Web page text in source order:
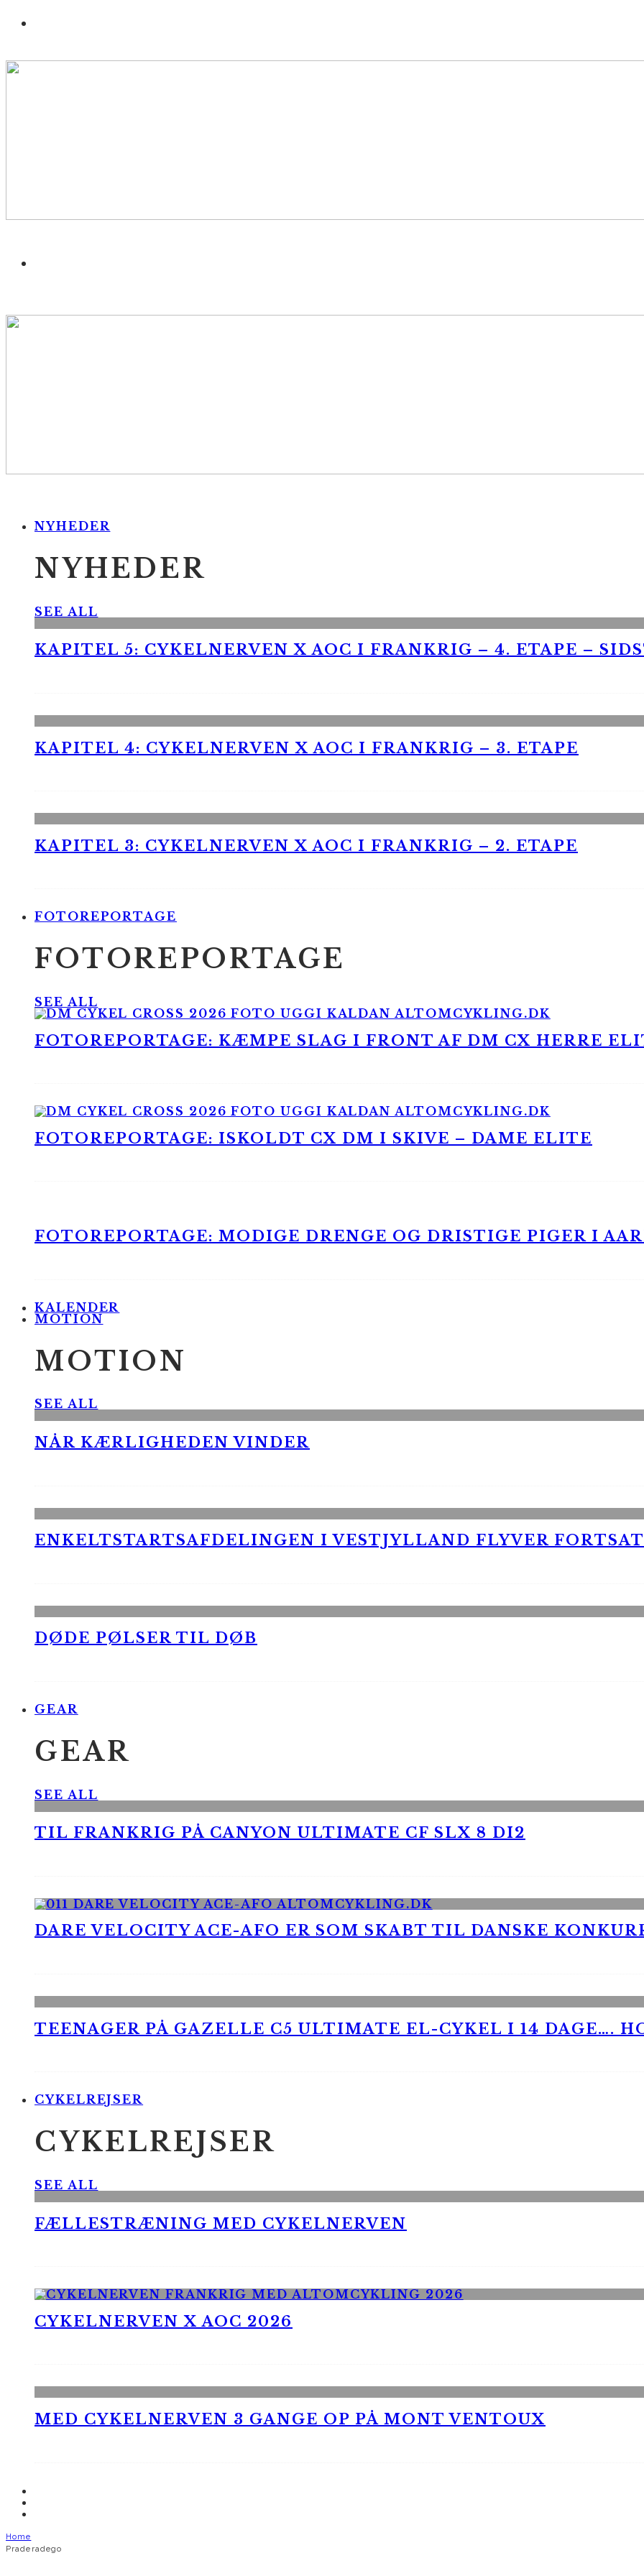
NYHEDER
NYHEDER
SEE ALL
KAPITEL 5: CYKELNERVEN X AOC I FRANKRIG – 4. ETAPE –
KAPITEL 4: CYKELNERVEN X AOC I FRANKRIG – 3. ETAPE
KAPITEL 3: CYKELNERVEN X AOC I FRANKRIG – 2. ETAPE
FOTOREPORTAGE
FOTOREPORTAGE
SEE ALL
FOTOREPORTAGE: KÆMPE SLAG I FRONT AF DM CX HERRE
FOTOREPORTAGE: ISKOLDT CX DM I SKIVE – DAME ELITE
FOTOREPORTAGE: MODIGE DRENGE OG DRISTIGE PIGER I
KALENDER
MOTION
MOTION
SEE ALL
NÅR KÆRLIGHEDEN VINDER
ENKELTSTARTSAFDELINGEN I VESTJYLLAND FLYVER
DØDE PØLSER TIL DØB
GEAR
GEAR
SEE ALL
TIL FRANKRIG PÅ CANYON ULTIMATE CF SLX 8 DI2
DARE VELOCITY ACE-AFO ER SOM SKABT TIL DANSKE
TEENAGER PÅ GAZELLE C5 ULTIMATE EL-CYKEL I 14 DAGE….
CYKELREJSER
CYKELREJSER
SEE ALL
FÆLLESTRÆNING MED CYKELNERVEN
CYKELNERVEN X AOC 2026
MED CYKELNERVEN 3 GANGE OP PÅ MONT VENTOUX
Home
Praderadego